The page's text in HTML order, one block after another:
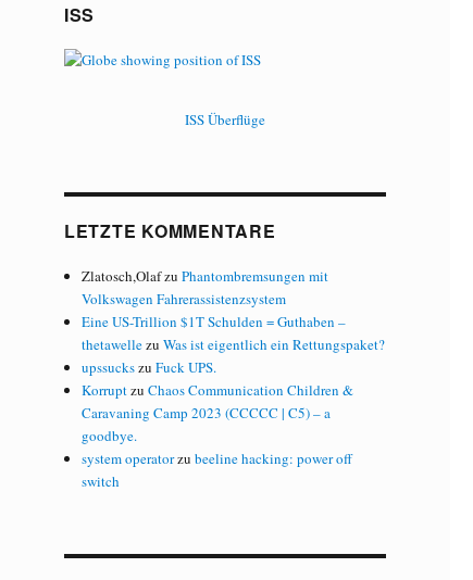
ISS
ISS Überflüge
LETZTE KOMMENTARE
Zlatosch,OlafzuPhantombremsungen mit
Volkswagen Fahrerassistenzsystem
Eine US-Trillion $1T Schulden = Guthaben –
thetawellezuWas ist eigentlich ein Rettungspaket?
upssuckszuFuck UPS.
KorruptzuChaos Communication Children &
Caravaning Camp 2023 (CCCCC | C5) – a
goodbye.
system operatorzubeeline hacking: power off
switch